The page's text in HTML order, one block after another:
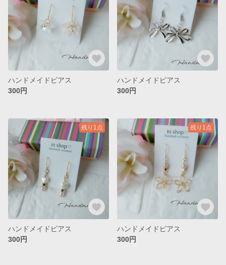
ハンドメイドピアス
300円
ハンドメイドピアス
300円
残り1点
ハンドメイドピアス
300円
残り1点
ハンドメイドピアス
300円